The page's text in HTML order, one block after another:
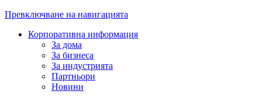
Превключване на навигацията
Корпоративна информация
За дома
За бизнеса
За индустрията
Партньори
Новини